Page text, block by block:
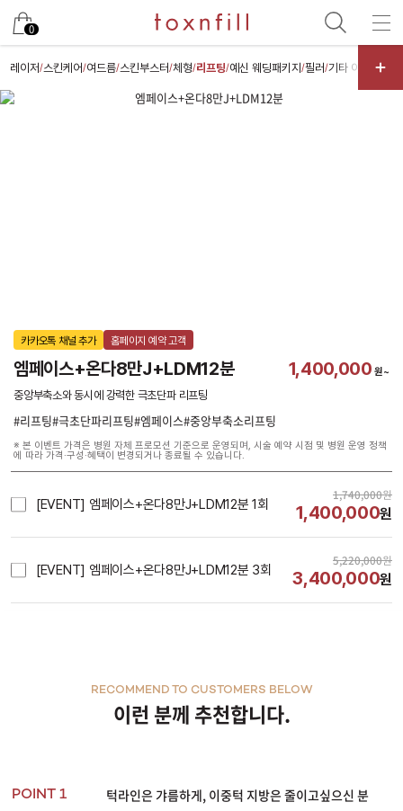
0
레이저/스킨케어/여드름/스킨부스터/체형/리프팅/예신 웨딩패키지/필러/기타 이벤트(보
카카오톡 채널 추가 홈페이지 예약 고객
엠페이스+온다8만J+LDM12분 1,400,000 원~
카카
중앙부축소와 동시에 강력한 극초단파 리프팅
#리프팅#극초단파리프팅#엠페이스#중앙부축소리프팅
※ 본 이벤트 가격은 병원 자체 프로모션 기준으로 운영되며, 시술 예약 시점 및 병원 운영 정책
에 따라 가격·구성·혜택이 변경되거나 종료될 수 있습니다.
[EVENT] 엠페이스+온다8만J+LDM12분 1회
1,740,000원
1,400,000원
[EVENT] 엠페이스+온다8만J+LDM12분 3회
5,220,000원
3,400,000원
이런 분께 추천합니다.
RECOMMEND TO CUSTOMERS BELOW
POINT 1 턱라인은 갸름하게, 이중턱 지방은 줄이고싶으신 분